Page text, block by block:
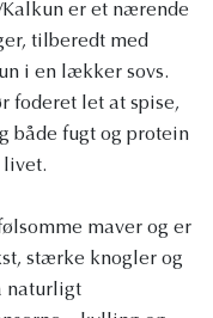
er et nærende
tilberedt med
i en lækker sovs.
foderet let at spise,
både fugt og protein
livet.
maver og er
stærke knogler og
naturligt